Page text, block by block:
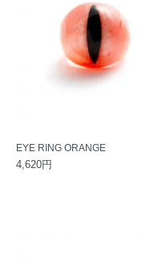
EYE RING ORANGE
4,620円